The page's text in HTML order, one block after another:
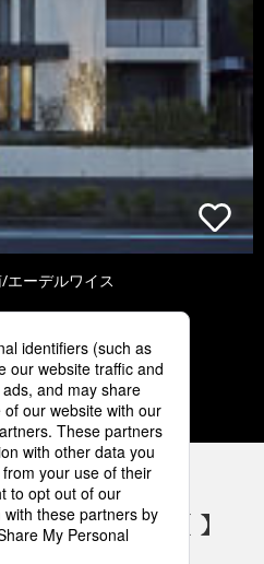
ーデルワイス
4 5
設備 SNSアカウント